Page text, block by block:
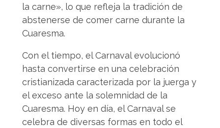
la carne», lo que refleja la tradición de
abstenerse de comer carne durante la
Cuaresma.
Con el tiempo, el Carnaval evolucionó
hasta convertirse en una celebración
cristianizada caracterizada por la juerga y
el exceso ante la solemnidad de la
Cuaresma. Hoy en día, el Carnaval se
celebra de diversas formas en todo el